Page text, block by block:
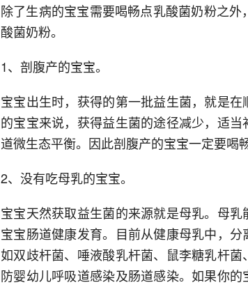
除了生病的宝宝需要喝畅点乳酸菌奶粉之
酸菌奶粉。
1、剖腹产的宝宝。
宝宝出生时，获得的第一批益生菌，就是
的宝宝来说，获得益生菌的途径减少，适
道微生态平衡。因此剖腹产的宝宝一定要喝
2、没有吃母乳的宝宝。
宝宝天然获取益生菌的来源就是母乳。母
宝宝肠道健康发育。目前从健康母乳中，分
如双歧杆菌、唾液酸乳杆菌、鼠李糖乳杆
防婴幼儿呼吸道感染及肠道感染。如果你